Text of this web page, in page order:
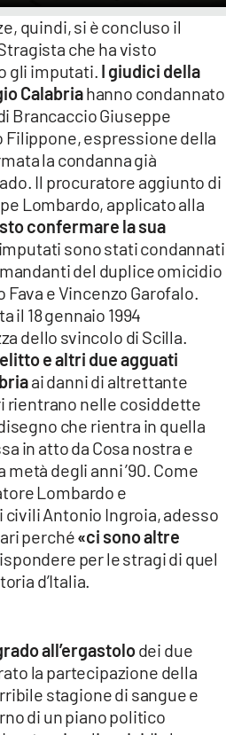
quindi, si è concluso il
che ha visto
gli imputati. I giudici della
Calabriahanno condannato
Brancaccio Giuseppe
Filippone, espressione della
la condanna già
Il procuratore aggiunto di
Lombardo, applicato alla
confermare la sua
sono stati condannati
mandanti del duplice omicidio
e Vincenzo Garofalo.
il 18 gennaio 1994
dello svincolo di Scilla.
e altri due agguati
ai danni di altrettante
rientrano nelle cosiddette
che rientra in quella
in atto da Cosa nostra e
degli anni ’90. Come
Lombardo e
civili Antonio Ingroia, adesso
perché«ci sono altre
per le stragi di quel
d’Italia.
all’ergastolodei due
la partecipazione della
stagione di sangue e
di un piano politico